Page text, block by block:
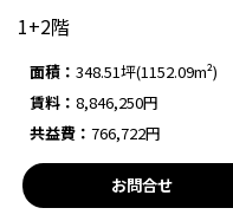
1+2階
面積： 348.51坪(1152.09m²)
賃料： 8,846,250円
共益費： 766,722円
お問合せ